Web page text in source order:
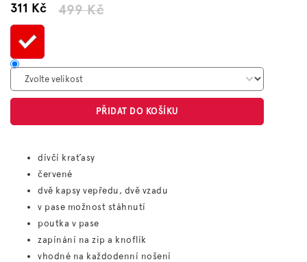
499 Kč
311 KčMěrná
PŘIDAT DO KOŠÍKU
dívčí kraťasy
červené
dvě kapsy vepředu, dvě vzadu
v pase možnost stáhnutí
poutka v pase
zapínání na zip a knoflík
vhodné na každodenní nošení